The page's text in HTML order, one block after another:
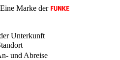
Eine Marke der
Unterkunft
und Abreise